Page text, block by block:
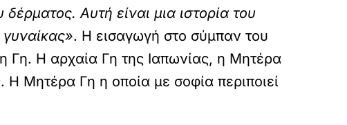
Αυτή είναι μια ιστορία του
. Η εισαγωγή στο σύμπαν του
Γη. Η αρχαία Γη της Ιαπωνίας, η Μητέρα
Μητέρα Γη η οποία με σοφία περιποιεί